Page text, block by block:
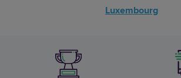
Luxembourg